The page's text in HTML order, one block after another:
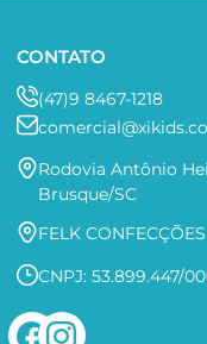
CONTATO
(47)9 8467-1218
Rodovia Antônio
Brusque/SC
FELK
CNPJ: 53.899.447/